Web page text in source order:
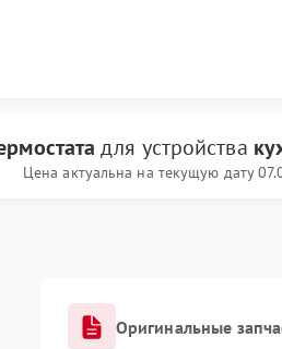
для устройства
Цена актуальна на текущую дату
Оригинальные